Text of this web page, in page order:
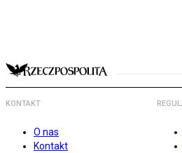
KONTAKT
O nas
Kontakt